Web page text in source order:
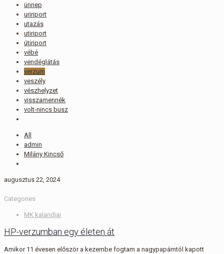
ünnep
uririport
utazás
utiriport
útiriport
vébé
vendéglátás
verzum
veszély
vészhelyzet
visszamennék
volt-nincs busz
All
admin
Milány Kincső
augusztus 22, 2024
Categories
MK kalandjai
HP-verzumban egy életen át
Amikor 11 évesen először a kezembe fogtam a nagypapámtól kapott